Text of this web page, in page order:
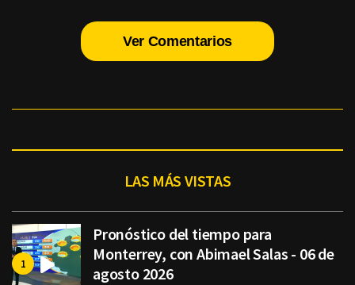
Ver Comentarios
LAS MÁS VISTAS
Pronóstico del tiempo para
Monterrey, con Abimael Salas - 06 de
agosto 2026